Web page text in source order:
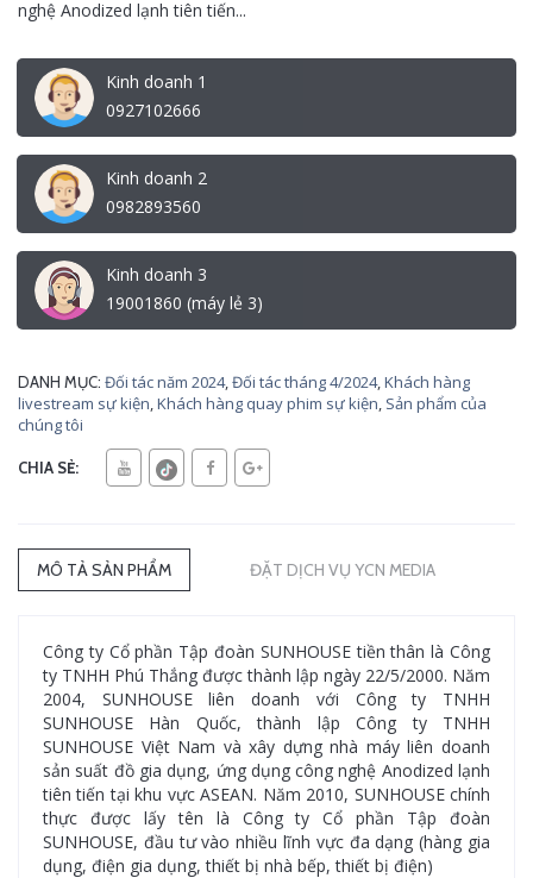
nghệ Anodized lạnh tiên tiến...
Kinh doanh 1
0927102666
Kinh doanh 2
0982893560
Kinh doanh 3
19001860 (máy lẻ 3)
DANH MỤC: Đối tác năm 2024,Đối tác tháng 4/2024,Khách hàng
livestream sự kiện,Khách hàng quay phim sự kiện, Sản phẩm của
chúng tôi
CHIA SẺ:
MÔ TẢ SẢN PHẨM ĐẶT DỊCH VỤ YCN MEDIA
Công ty Cổ phần Tập đoàn SUNHOUSE tiền thân là Công
ty TNHH Phú Thắng được thành lập ngày 22/5/2000. Năm
2004, SUNHOUSE liên doanh với Công ty TNHH
SUNHOUSE Hàn Quốc, thành lập Công ty TNHH
SUNHOUSE Việt Nam và xây dựng nhà máy liên doanh
sản suất đồ gia dụng, ứng dụng công nghệ Anodized lạnh
tiên tiến tại khu vực ASEAN. Năm 2010, SUNHOUSE chính
thực được lấy tên là Công ty Cổ phần Tập đoàn
SUNHOUSE, đầu tư vào nhiều lĩnh vực đa dạng (hàng gia
dụng, điện gia dụng, thiết bị nhà bếp, thiết bị điện)